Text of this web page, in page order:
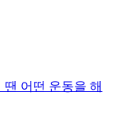
어떤 운동을 해